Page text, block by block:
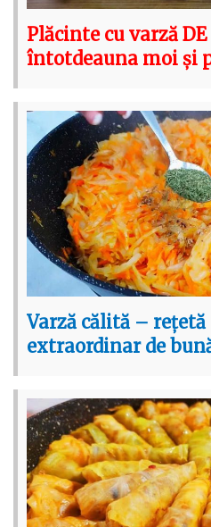
Plăcinte cu varză DE
întotdeauna moi și
Varză călită – rețetă
extraordinar de